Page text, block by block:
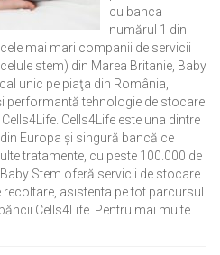
cu banca
numărul 1 din
mai mari companii de servicii
stem) din Marea Britanie, Baby
unic pe piaţa din România,
performantă tehnologie de stocare
Cells4Life este una dintre
Europa şi singură bancă ce
tratamente, cu peste 100.000 de
Stem oferă servicii de stocare
asistenta pe tot parcursul
Cells4Life. Pentru mai multe